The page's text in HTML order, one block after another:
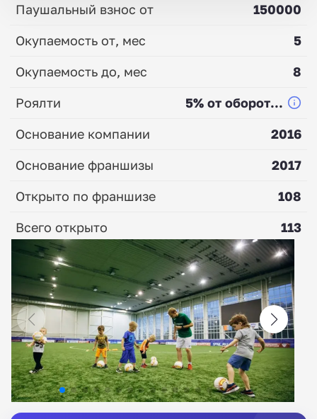
Паушальный взнос от
150000
Окупаемость от, мес
5
Окупаемость до, мес
8
Роялти
5% от оборот...
Основание компании
2016
Основание франшизы
2017
Открыто по франшизе
108
Всего открыто
113